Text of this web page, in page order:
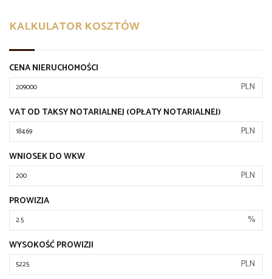
KALKULATOR KOSZTÓW
CENA NIERUCHOMOŚCI
PLN
VAT OD TAKSY NOTARIALNEJ (OPŁATY NOTARIALNEJ)
PLN
WNIOSEK DO WKW
PLN
PROWIZJA
%
WYSOKOŚĆ PROWIZJI
PLN